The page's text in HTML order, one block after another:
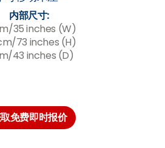
内部尺寸:
35 inches (W)
73 inches (H)
43 inches (D)
免费即时报价